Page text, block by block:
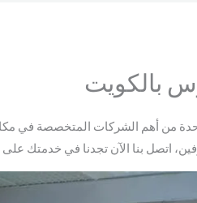
بالكويت
من أهم الشركات المتخصصة في
اتصل بنا الآن تجدنا في خدمتك على